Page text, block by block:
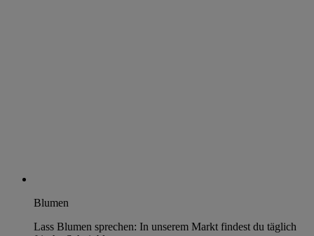
Blumen
Lass Blumen sprechen: In unserem Markt findest du täglich